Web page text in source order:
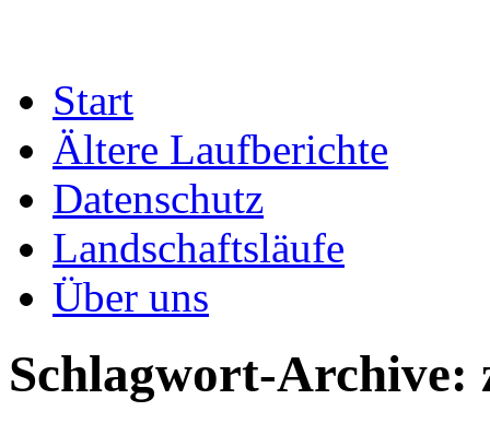
Inhalt
springenStart
Ältere Laufberichte
Datenschutz
Landschaftsläufe
Über uns
Schlagwort-Archive: